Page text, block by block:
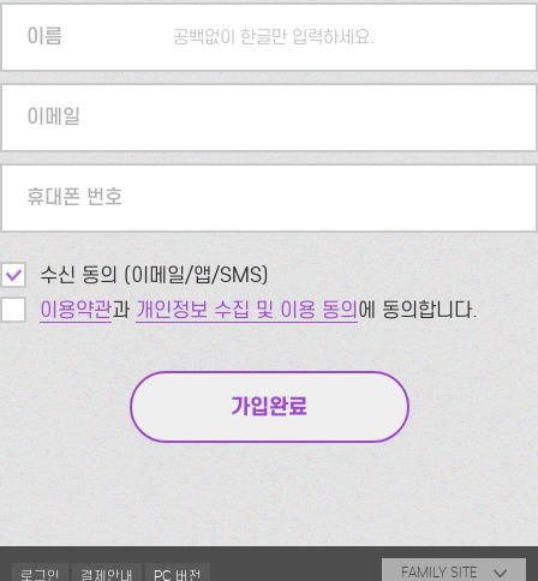
이름 공백없이 한글만 입력하세요.
이메일
휴대폰 번호
수신 동의 (이메일/앱/SMS)
이용약관과 개인정보 수집 및 이용 동의에 동의합니다.
로그인 결제안내 PC 버전 FAMILY SITE